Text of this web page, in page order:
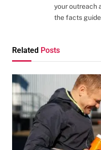
your outreach
the facts
Related Posts